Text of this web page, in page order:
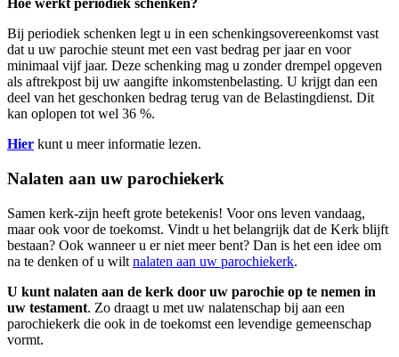
Hoe werkt periodiek schenken?
Bij periodiek schenken legt u in een schenkingsovereenkomst vast
dat u uw parochie steunt met een vast bedrag per jaar en voor
minimaal vijf jaar. Deze schenking mag u zonder drempel opgeven
als aftrekpost bij uw aangifte inkomstenbelasting. U krijgt dan een
deel van het geschonken bedrag terug van de Belastingdienst. Dit
kan oplopen tot wel 36 %.
Hier kunt u meer informatie lezen.
Nalaten aan uw parochiekerk
Samen kerk-zijn heeft grote betekenis! Voor ons leven vandaag,
maar ook voor de toekomst. Vindt u het belangrijk dat de Kerk blijft
bestaan? Ook wanneer u er niet meer bent? Dan is het een idee om
na te denken of u wilt nalaten aan uw parochiekerk.
U kunt nalaten aan de kerk door uw parochie op te nemen in
uw testament. Zo draagt u met uw nalatenschap bij aan een
parochiekerk die ook in de toekomst een levendige gemeenschap
vormt.